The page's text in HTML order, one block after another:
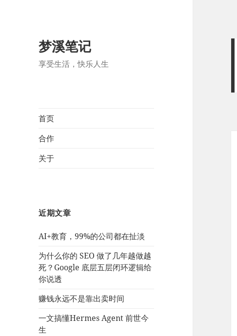
梦溪笔记
享受生活，快乐人生
首页
合作
关于
近期文章
AI+教育，99%的公司都在扯淡
为什么你的 SEO 做了几年越做越
死？Google 底层五层闭环逻辑给
你说透
赚钱永远不是靠出卖时间
一文搞懂Hermes Agent 前世今
生